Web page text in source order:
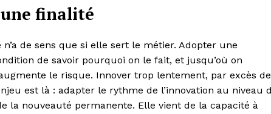
finalité
n’a de sens que si elle sert le métier. Adopter une
de savoir pourquoi on le fait, et jusqu’où on
le risque. Innover trop lentement, par excès de
est là : adapter le rythme de l’innovation au niveau
la nouveauté permanente. Elle vient de la capacité à